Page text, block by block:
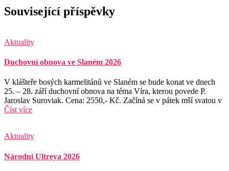
Související příspěvky
Aktuality
Duchovní obnova ve Slaném 2026
V klášteře bosých karmelitánů ve Slaném se bude konat ve dnech
25. – 28. září duchovní obnova na téma Víra, kterou povede P.
Jaroslav Suroviak. Cena: 2550,- Kč. Začíná se v pátek mší svatou v
Číst více
Aktuality
Národní Ultreya 2026